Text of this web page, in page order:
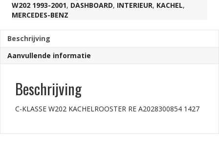
1427
aantal
W202 1993-2001, DASHBOARD, INTERIEUR, KACHEL,
MERCEDES-BENZ
Beschrijving
Aanvullende informatie
Beschrijving
C-KLASSE W202 KACHELROOSTER RE A2028300854 1427